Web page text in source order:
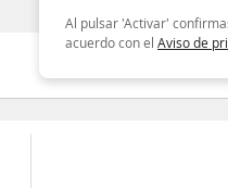
Al pulsar 'Activar'
acuerdo con el Aviso de